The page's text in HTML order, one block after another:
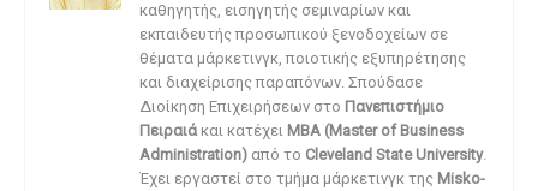
καθηγητής, εισηγητής σεμιναρίων και
εκπαιδευτής προσωπικού ξενοδοχείων σε
θέματα μάρκετινγκ, ποιοτικής εξυπηρέτησης
και διαχείρισης παραπόνων. Σπούδασε
Διοίκηση Επιχειρήσεων στο Πανεπιστήμιο
Πειραιάκαι κατέχει MBA (Master of Business
Administration) από το Cleveland State University.
Έχει εργαστεί στο τμήμα μάρκετινγκ της Misko-